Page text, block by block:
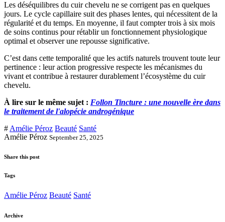
Les déséquilibres du cuir chevelu ne se corrigent pas en quelques
jours. Le cycle capillaire suit des phases lentes, qui nécessitent de la
régularité et du temps. En moyenne, il faut compter trois à six mois
de soins continus pour rétablir un fonctionnement physiologique
optimal et observer une repousse significative.
C’est dans cette temporalité que les actifs naturels trouvent toute leur
pertinence : leur action progressive respecte les mécanismes du
vivant et contribue à restaurer durablement l’écosystème du cuir
chevelu.
À lire sur le même sujet : Follon Tincture : une nouvelle ère dans
le traitement de l'alopécie androgénique
# Amélie Péroz Beauté Santé
Amélie Péroz September 25, 2025
Share this post
Tags
Amélie Péroz Beauté Santé
Archive